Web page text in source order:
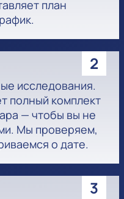
план
2
исследования.
полный комплект
— чтобы вы не
Мы проверяем,
о дате.
3